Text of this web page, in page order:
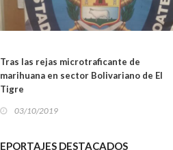
Tras las rejas microtraficante de
marihuana en sector Bolivariano de El
Tigre
03/10/2019
EPORTAJES DESTACADOS